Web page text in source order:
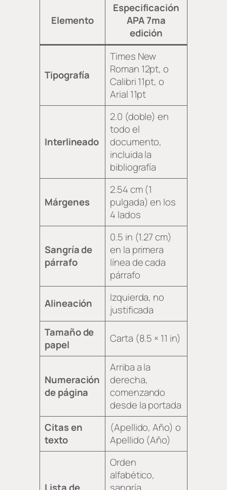
Elemento
Especificación
APA 7ma
edición
Tipografía
Times New
Roman 12pt, o
Calibri 11pt, o
Arial 11pt
Interlineado
2.0 (doble) en
todo el
documento,
incluida la
bibliografía
Márgenes
2.54 cm (1
pulgada) en los
4 lados
Sangría de
párrafo
0.5 in (1.27 cm)
en la primera
línea de cada
párrafo
Alineación
Izquierda, no
justificada
Tamaño de
papel
Carta (8.5 × 11 in)
Numeración
de página
Arriba a la
derecha,
comenzando
desde la portada
Citas en
texto
(Apellido, Año) o
Apellido (Año)
Lista de
Orden
alfabético,
sangría